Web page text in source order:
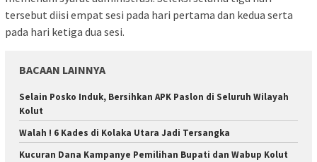
tersebut diisi empat sesi pada hari pertama dan kedua serta
pada hari ketiga dua sesi.
BACAAN LAINNYA
Selain Posko Induk, Bersihkan APK Paslon di Seluruh Wilayah
Kolut
Walah ! 6 Kades di Kolaka Utara Jadi Tersangka
Kucuran Dana Kampanye Pemilihan Bupati dan Wabup Kolut